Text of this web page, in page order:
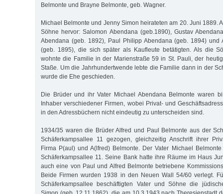
Belmonte und Brayne Belmonte, geb. Wagner.
Michael Belmonte und Jenny Simon heirateten am 20. Juni 1889.
Söhne hervor: Salomon Abendana (geb.1890), Gustav
Abendana (geb. 1892), Paul Philipp Abendana (geb. 1894) und
(geb. 1895), die sich später als Kaufleute betätigten. Als die
wohnte die Familie in der Marienstraße 59 in St. Pauli, der
Staße. Um die Jahrhundertwende lebte die Familie dann in der
wurde die Ehe geschieden.
Die Brüder und ihr Vater Michael Abendana Belmonte waren
Inhaber verschiedener Firmen, wobei Privat- und
in den Adressbüchern nicht eindeutig zu unterscheiden sind.
1934/35 waren die Brüder Alfred und Paul Belmonte aus der
Schäferkampsallee 11 gezogen, gleichzeitig Anschrift ihrer
Firma P(aul) und A(lfred) Belmonte. Der Vater Michael
Schäferkampsallee 11. Seine Bank hatte ihre Räume im Haus
auch eine von Paul und Alfred Belmonte betriebene
Beide Firmen wurden 1938 in den Neuen Wall 54/60 verlegt.
Schäferkampsallee beschäftigten Vater und Söhne die